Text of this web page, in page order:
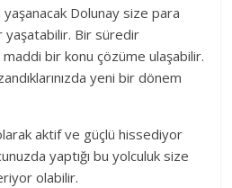
Dolunay size para
yaşatabilir. Bir süredir
bir konu çözüme ulaşabilir.
yeni bir dönem
aktif ve güçlü hissediyor
yaptığı bu yolculuk size
olabilir.